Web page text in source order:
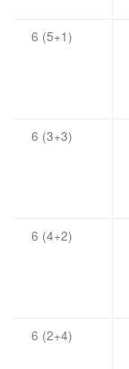
6 (5+1)
6 (3+3)
6 (4+2)
6 (2+4)